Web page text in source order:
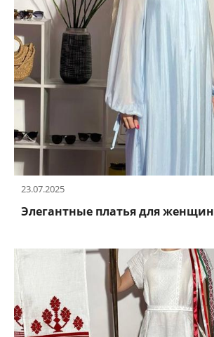
23.07.2025
Элегантные платья для женщин